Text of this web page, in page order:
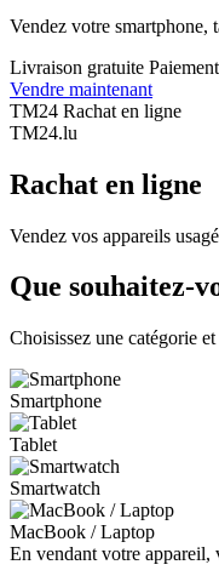
Vendez votre smartphone,
Livraison gratuite
Vendre maintenant
TM24 Rachat en ligne
TM24.lu
Rachat en ligne
Vendez vos appareils
Que souhaitez-
Choisissez une catégorie
Smartphone
Tablet
Smartwatch
MacBook / Laptop
En vendant votre appareil,